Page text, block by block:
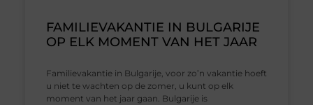
FAMILIEVAKANTIE IN BULGARIJE
OP ELK MOMENT VAN HET JAAR
Familievakantie in Bulgarije, voor zo’n vakantie hoeft
u niet te wachten op de zomer, u kunt op elk
moment van het jaar gaan. Bulgarije is